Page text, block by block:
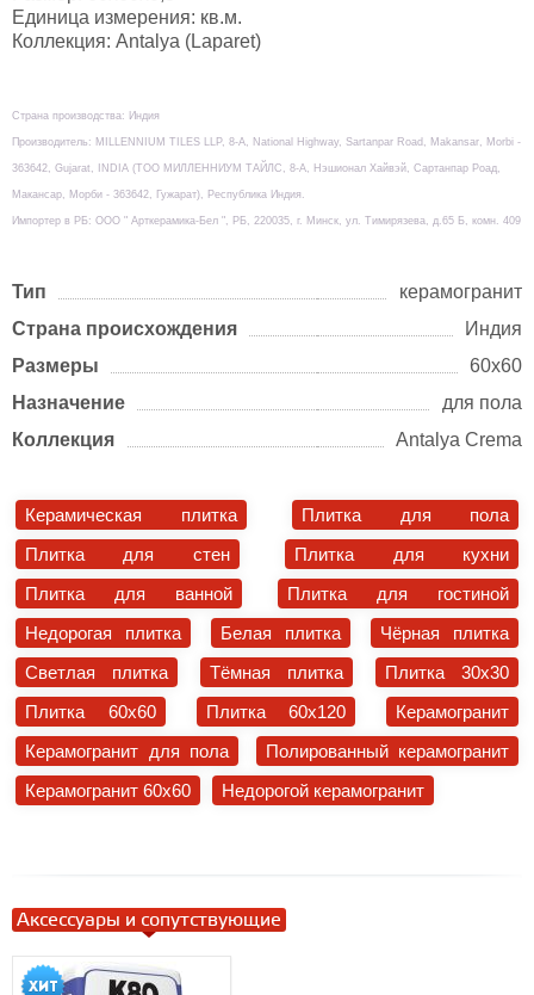
Единица измерения: кв.м.
Коллекция: Antalya (Laparet)
Страна производства: Индия
Производитель: MILLENNIUM TILES LLP, 8-А, National Highway, Sartanpar Road, Makansar, Morbi -
363642, Gujarat, INDIA (TOO МИЛЛЕННИУМ ТАЙЛС, 8-А, Нэшионал Хайвэй, Сартанпар Роад,
Макансар, Морби - 363642, Гужарат), Республика Индия.
Импортер в РБ: ООО " Арткерамика-Бел ", РБ, 220035, г. Минск, ул. Тимирязева, д.65 Б, комн. 409
Тип
керамогранит
Страна происхождения
Индия
Размеры
60х60
Назначение
для пола
Коллекция
Antalya Crema
Керамическая плитка
Плитка для пола
Плитка для стен
Плитка для кухни
Плитка для ванной
Плитка для гостиной
Недорогая плитка
Белая плитка
Чёрная плитка
Светлая плитка
Тёмная плитка
Плитка 30x30
Плитка 60x60
Плитка 60x120
Керамогранит
Керамогранит для пола
Полированный керамогранит
Керамогранит 60x60
Недорогой керамогранит
Аксессуары и сопутствующие